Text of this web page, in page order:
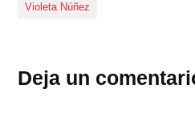
Violeta Núñez
Deja un